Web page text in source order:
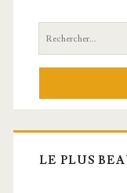
Recherche:
LE PLUS